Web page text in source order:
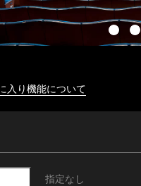
入り機能について
指定なし